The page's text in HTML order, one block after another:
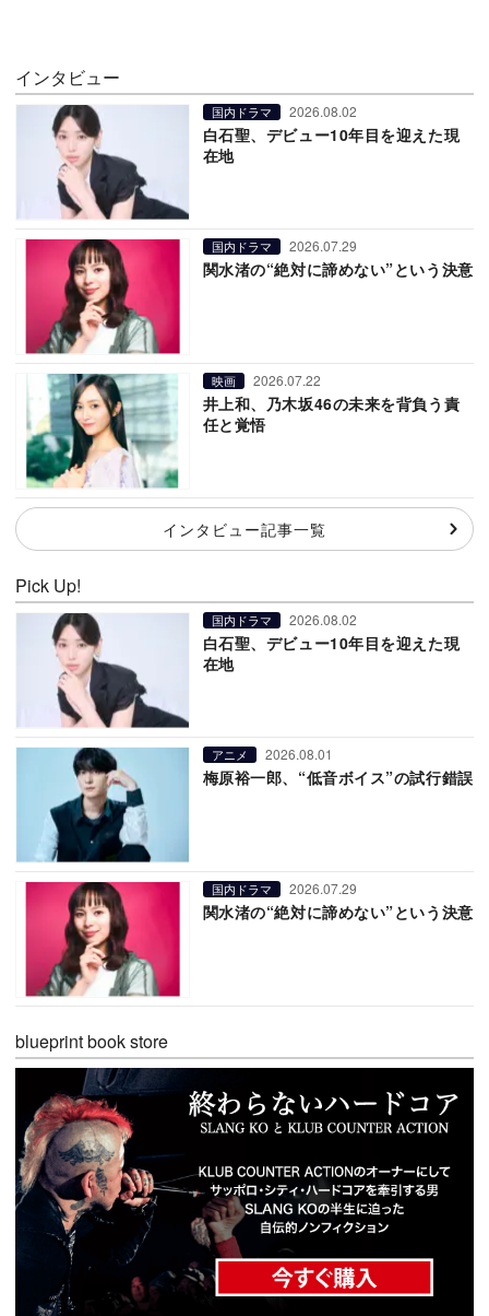
インタビュー
国内ドラマ 2026.08.02
白石聖、デビュー10年目を迎えた現
在地
国内ドラマ 2026.07.29
関水渚の“絶対に諦めない”という決意
映画 2026.07.22
井上和、乃木坂46の未来を背負う責
任と覚悟
インタビュー記事一覧
Pick Up!
国内ドラマ 2026.08.02
白石聖、デビュー10年目を迎えた現
在地
アニメ 2026.08.01
梅原裕一郎、“低音ボイス”の試行錯誤
国内ドラマ 2026.07.29
関水渚の“絶対に諦めない”という決意
blueprint book store